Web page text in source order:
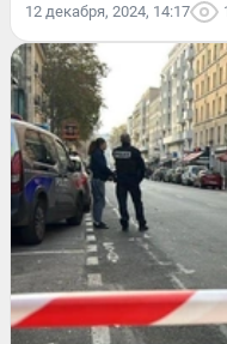
12 декабря, 2024, 14:17